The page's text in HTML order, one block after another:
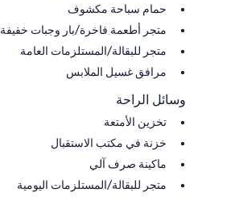
حمام سباحة مكشوف
متجر أطعمة فاخرة/بار وجبات خفيفة
متجر للبقالة/المستلزمات العامة
مرافق غسيل الملابس
وسائل الراحة
تخزين الأمتعة
خزنة في مكتب الاستقبال
ماكينة صرف آلي
متجر للبقالة/المستلزمات اليومية